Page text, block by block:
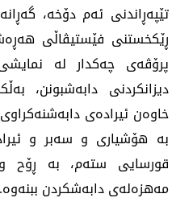
تێپەڕاندنی ئەم دۆخە،
ڕێكخستنی فێستیڤاڵی
پرۆڤەی چەكدار لە
دیزانكردنی دابەشبونن،
خاوەن ئیرادەی
بە هۆشیاری و سەبر و
قورسایی ستەم، بە ڕۆح
مەهزەلەی دابەشكردن ببنەوە.